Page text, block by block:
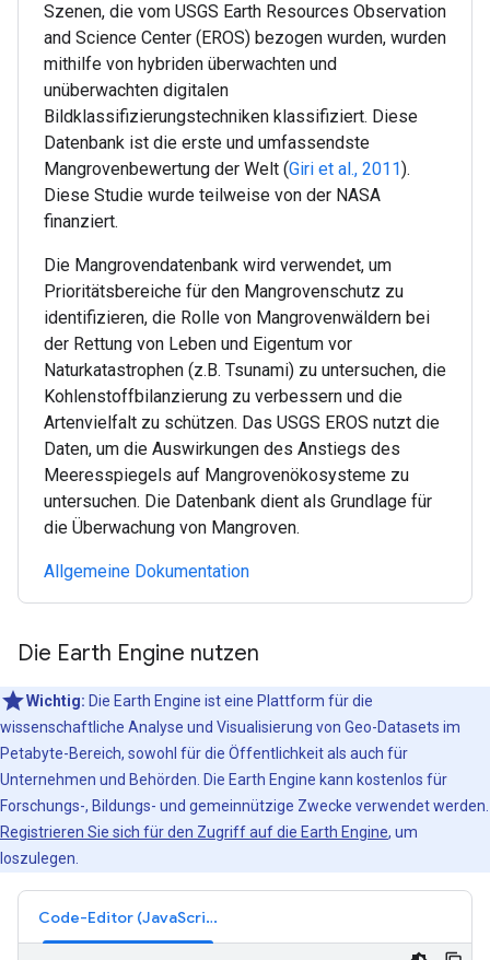
Szenen, die vom USGS Earth Resources Observation
and Science Center (EROS) bezogen wurden, wurden
mithilfe von hybriden überwachten und
unüberwachten digitalen
Bildklassifizierungstechniken klassifiziert. Diese
Datenbank ist die erste und umfassendste
Mangrovenbewertung der Welt (Giri et al., 2011).
Diese Studie wurde teilweise von der NASA
finanziert.
Die Mangrovendatenbank wird verwendet, um
Prioritätsbereiche für den Mangrovenschutz zu
identifizieren, die Rolle von Mangrovenwäldern bei
der Rettung von Leben und Eigentum vor
Naturkatastrophen (z.B. Tsunami) zu untersuchen, die
Kohlenstoffbilanzierung zu verbessern und die
Artenvielfalt zu schützen. Das USGS EROS nutzt die
Daten, um die Auswirkungen des Anstiegs des
Meeresspiegels auf Mangrovenökosysteme zu
untersuchen. Die Datenbank dient als Grundlage für
die Überwachung von Mangroven.
Allgemeine Dokumentation
Die Earth Engine nutzen
Wichtig: Die Earth Engine ist eine Plattform für die
wissenschaftliche Analyse und Visualisierung von Geo-Datasets im
Petabyte-Bereich, sowohl für die Öffentlichkeit als auch für
Unternehmen und Behörden. Die Earth Engine kann kostenlos für
Forschungs-, Bildungs- und gemeinnützige Zwecke verwendet werden.
Registrieren Sie sich für den Zugriff auf die Earth Engine, um
loszulegen.
Code-Editor (JavaScript)